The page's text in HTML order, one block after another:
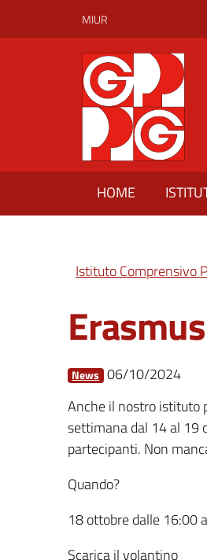
MIUR
HOME
Istituto Comprensivo
News 06/10/2024
Anche il nostro istituto
settimana dal 14 al 19
partecipanti. Non
Quando?
18 ottobre dalle 16:00
Scarica il volantino